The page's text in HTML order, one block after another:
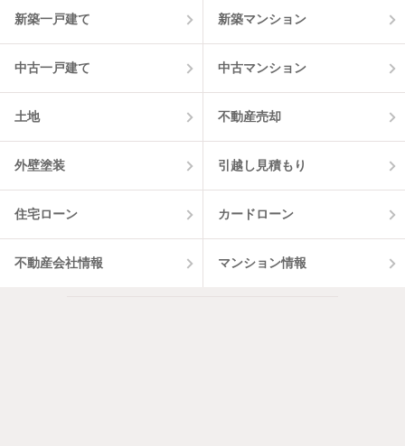
新築一戸建て 新築マンション
中古一戸建て 中古マンション
土地 不動産売却
外壁塗装 引越し見積もり
住宅ローン カードローン
不動産会社情報 マンション情報